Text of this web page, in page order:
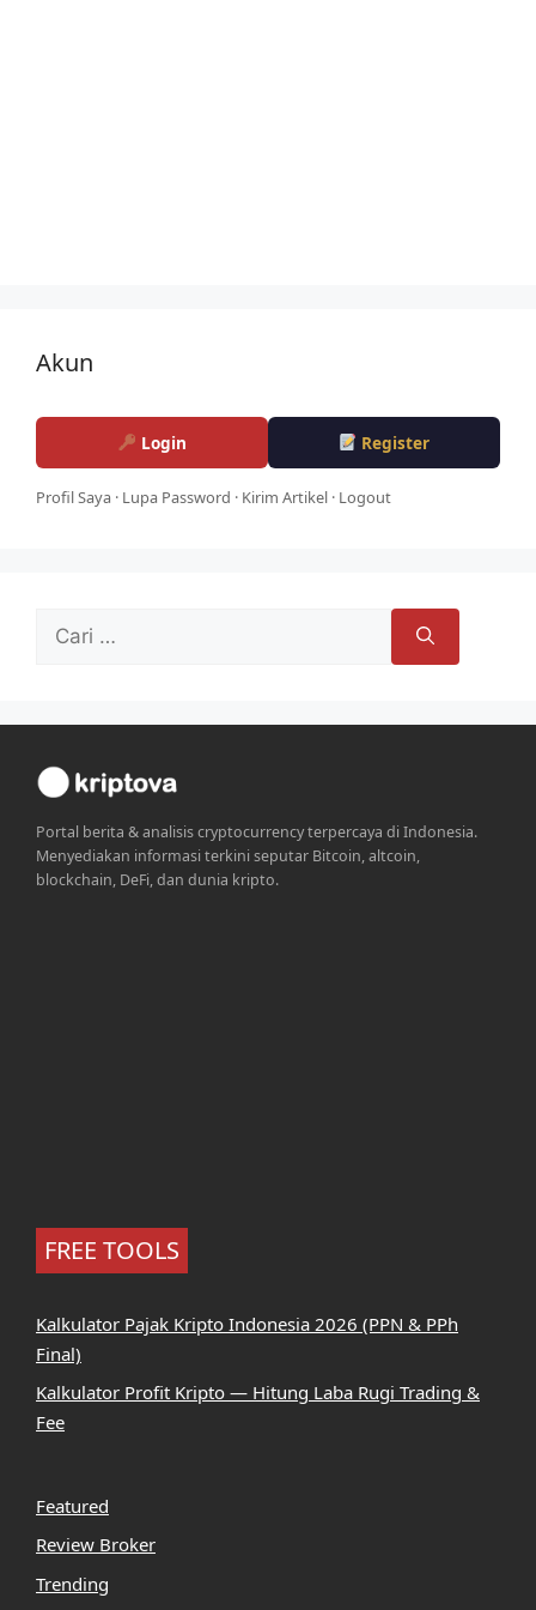
Akun
Login Register
Profil Saya · Lupa Password · Kirim Artikel · Logout
untuk:
Portal berita & analisis cryptocurrency terpercaya di Indonesia.
Menyediakan informasi terkini seputar Bitcoin, altcoin,
blockchain, DeFi, dan dunia kripto.
FREE TOOLS
Kalkulator Pajak Kripto Indonesia 2026 (PPN & PPh
Final)
Kalkulator Profit Kripto — Hitung Laba Rugi Trading &
Fee
Featured
Review Broker
Trending